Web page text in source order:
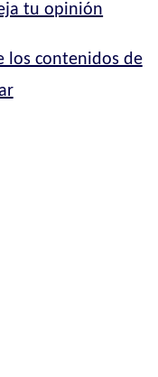
tu opinión
los contenidos de